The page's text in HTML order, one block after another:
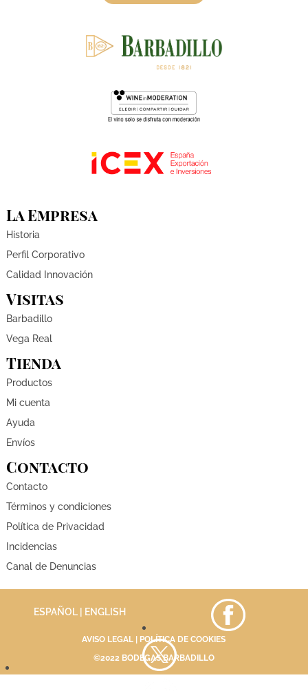
La Empresa
Historia
Perfil Corporativo
Calidad Innovación
Visitas
Barbadillo
Vega Real
Tienda
Productos
Mi cuenta
Ayuda
Envíos
Contacto
Contacto
Términos y condiciones
Política de Privacidad
Incidencias
Canal de Denuncias
ESPAÑOL | ENGLISH
AVISO LEGAL
POLÍTICA DE COOKIES
©2022 BODEGAS BARBADILLO